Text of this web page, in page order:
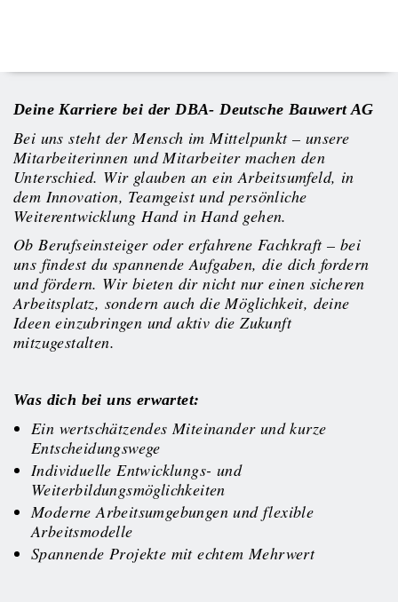
Deine Karriere bei der DBA- Deutsche Bauwert AG
Bei uns steht der Mensch im Mittelpunkt – unsere
Mitarbeiterinnen und Mitarbeiter machen den
Unterschied. Wir glauben an ein Arbeitsumfeld, in
dem Innovation, Teamgeist und persönliche
Weiterentwicklung Hand in Hand gehen.
Ob Berufseinsteiger oder erfahrene Fachkraft – bei
uns findest du spannende Aufgaben, die dich fordern
und fördern. Wir bieten dir nicht nur einen sicheren
Arbeitsplatz, sondern auch die Möglichkeit, deine
Ideen einzubringen und aktiv die Zukunft
mitzugestalten.
Was dich bei uns erwartet:
Ein wertschätzendes Miteinander und kurze
Entscheidungswege
Individuelle Entwicklungs- und
Weiterbildungsmöglichkeiten
Moderne Arbeitsumgebungen und flexible
Arbeitsmodelle
Spannende Projekte mit echtem Mehrwert